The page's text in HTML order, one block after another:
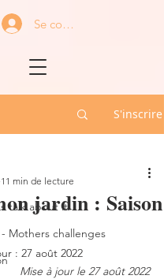
Se connecter
S'inscrire
talk about it
Mothers challenges
jardin : Saison
11 min de lecture
: 27 août 2022
Mise à jour le 27 août 2022